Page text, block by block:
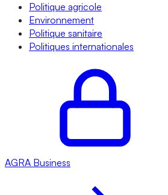
Politique agricole
Environnement
Politique sanitaire
Politiques internationales
AGRA Business